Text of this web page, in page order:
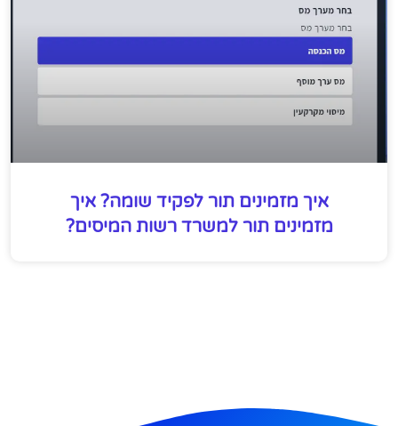
איך מזמינים תור לפקיד שומה? איך
מזמינים תור למשרד רשות המיסים?